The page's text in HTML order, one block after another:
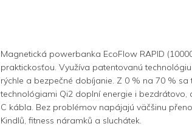
Magnetická powerbanka EcoFlow RAPID
praktickosťou. Využíva patentovanú
rýchle a bezpečné dobíjanie. Z 0 % na 70 %
technológiami Qi2 doplní energie i
C kábla. Bez problémov napájajú väčšinu
Kindlů, fitness náramků a sluchátek.